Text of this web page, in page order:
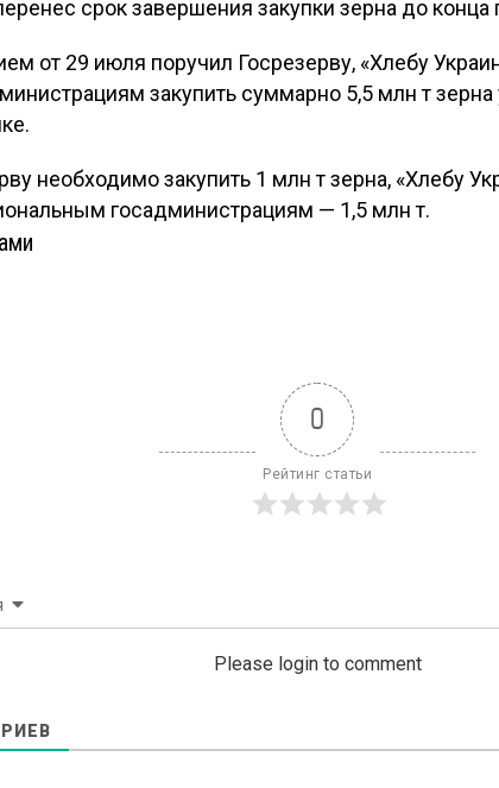
срок завершения закупки зерна до конца
от 29 июля поручил Госрезерву, «Хлебу
закупить суммарно 5,5 млн т
необходимо закупить 1 млн т зерна, «Хлебу
госадминистрациям — 1,5 млн т.
0
Рейтинг статьи
Please login to comment